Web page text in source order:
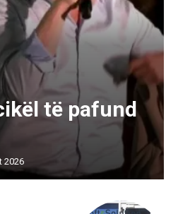
të pafund
2026